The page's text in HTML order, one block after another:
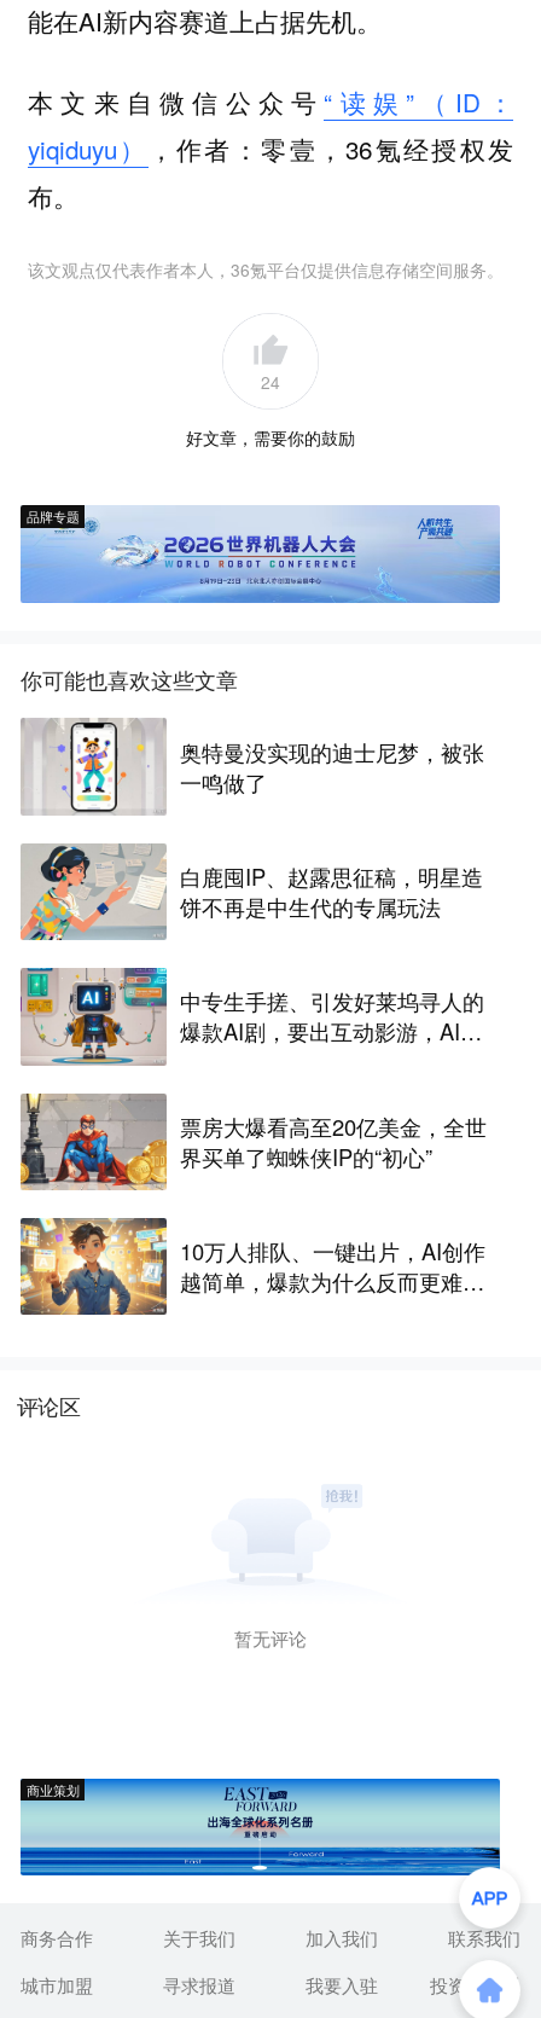
能在AI新内容赛道上占据先机。
本文来自微信公众号 “读娱”（ID：
yiqiduyu）
，作者：零壹，36氪经授权发
布。
该文观点仅代表作者本人，36氪平台仅提供信息存储空间服务。
24
好文章，需要你的鼓励
品牌专题
你可能也喜欢这些文章
奥特曼没实现的迪士尼梦，被张
一鸣做了
白鹿囤IP、赵露思征稿，明星造
饼不再是中生代的专属玩法
中专生手搓、引发好莱坞寻人的
爆款AI剧，要出互动影游，AI剧
票房大爆看高至20亿美金，全世
界买单了蜘蛛侠IP的“初心”
10万人排队、一键出片，AI创作
越简单，爆款为什么反而更难做
评论区
暂无评论
商业策划
商务合作 关于我们 加入我们
联系我们
城市加盟
寻求报道 我要入驻 投资者关系